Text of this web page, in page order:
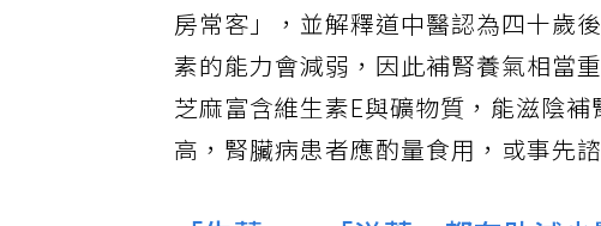
房常客」，並解釋道中醫認為四十歲
素的能力會減弱，因此補腎養氣相當
芝麻富含維生素E與礦物質，能滋陰
高，腎臟病患者應酌量食用，或事先